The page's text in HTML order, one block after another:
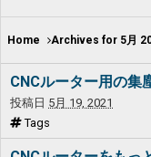
Home Archives for 5月
CNCルーター用の集
投稿日 5月 19, 2021
Tags